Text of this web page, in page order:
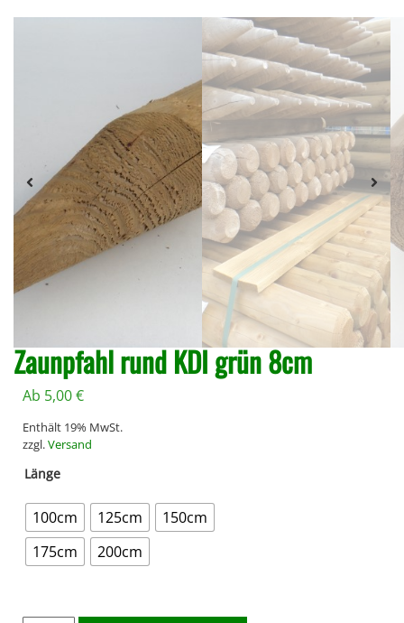
Zaunpfahl rund KDI grün 8cm
Ab 5,00€
Enthält 19% MwSt.
zzgl.Versand
Länge
100cm 125cm
150cm
175cm
200cm